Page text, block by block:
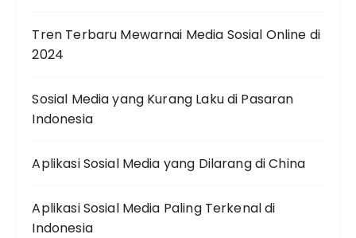
Tren Terbaru Mewarnai Media Sosial Online di
2024
Sosial Media yang Kurang Laku di Pasaran
Indonesia
Aplikasi Sosial Media yang Dilarang di China
Aplikasi Sosial Media Paling Terkenal di
Indonesia